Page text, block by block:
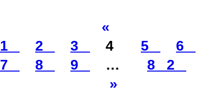
«
1
2 3 4 5
6
7
8 9 …
82
»